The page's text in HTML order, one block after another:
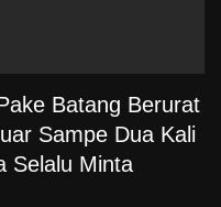
Batang Berurat
Sampe Dua Kali
Selalu Minta